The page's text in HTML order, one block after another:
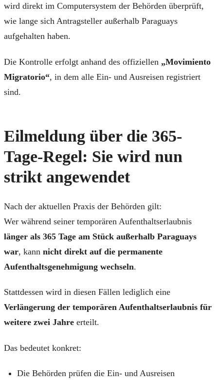
wird direkt im Computersystem der Behörden überprüft,
wie lange sich Antragsteller außerhalb Paraguays
aufgehalten haben.
Die Kontrolle erfolgt anhand des offiziellen „Movimiento
Migratorio“, in dem alle Ein- und Ausreisen registriert
sind.
Eilmeldung über die 365-
Tage-Regel: Sie wird nun
strikt angewendet
Nach der aktuellen Praxis der Behörden gilt:
Wer während seiner temporären Aufenthaltserlaubnis
länger als 365 Tage am Stück außerhalb Paraguays
war, kann nicht direkt auf die permanente
Aufenthaltsgenehmigung wechseln.
Stattdessen wird in diesen Fällen lediglich eine
Verlängerung der temporären Aufenthaltserlaubnis für
weitere zwei Jahre erteilt.
Das bedeutet konkret:
Die Behörden prüfen die Ein- und Ausreisen